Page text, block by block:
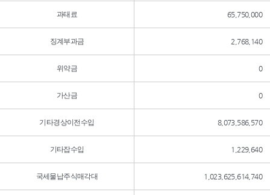
과태료 65,750,000
징계부과금 2,768,140
위약금 0
가산금 0
기타경상이전수입 8,073,586,570
기타잡수입 1,229,640
국세물납주식매각대 1,023,625,614,740